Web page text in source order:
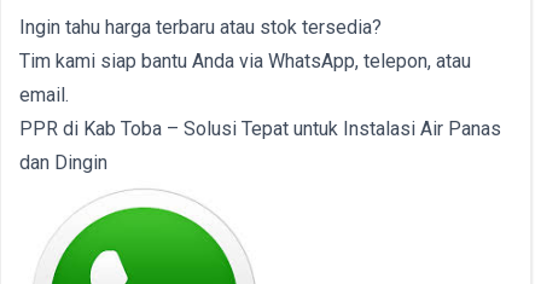
Ingin tahu harga terbaru atau stok tersedia?
Tim kami siap bantu Anda via WhatsApp, telepon, atau
email.
PPR di Kab Toba – Solusi Tepat untuk Instalasi Air Panas
dan Dingin